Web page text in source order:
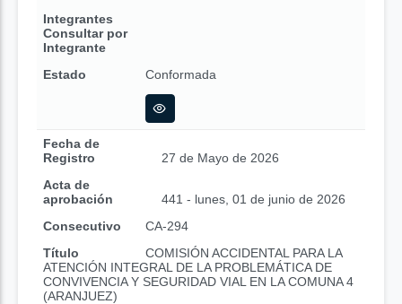
Integrantes
Consultar por
Integrante
Estado
Conformada
Fecha de
Registro
27 de Mayo de 2026
Acta de
aprobación
441 - lunes, 01 de junio de 2026
Consecutivo
CA-294
Título
COMISIÓN ACCIDENTAL PARA LA
ATENCIÓN INTEGRAL DE LA PROBLEMÁTICA DE
CONVIVENCIA Y SEGURIDAD VIAL EN LA COMUNA 4
(ARANJUEZ)